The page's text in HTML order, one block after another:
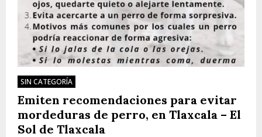
SIN CATEGORÍA
Emiten recomendaciones para evitar
mordeduras de perro, en Tlaxcala – El
Sol de Tlaxcala